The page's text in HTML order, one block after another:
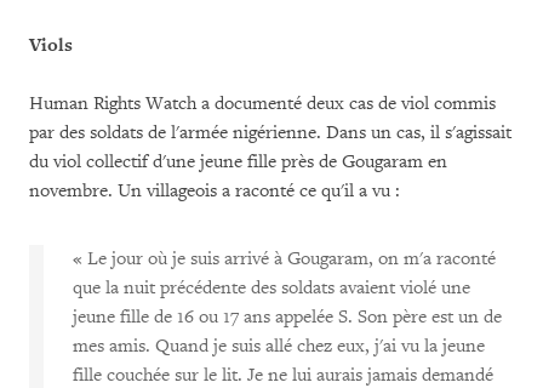
Viols
Human Rights Watch a documenté deux cas de viol commis
par des soldats de l'armée nigérienne. Dans un cas, il s'agissait
du viol collectif d'une jeune fille près de Gougaram en
novembre. Un villageois a raconté ce qu'il a vu :
« Le jour où je suis arrivé à Gougaram, on m'a raconté
que la nuit précédente des soldats avaient violé une
jeune fille de 16 ou 17 ans appelée S. Son père est un de
mes amis. Quand je suis allé chez eux, j'ai vu la jeune
fille couchée sur le lit. Je ne lui aurais jamais demandé